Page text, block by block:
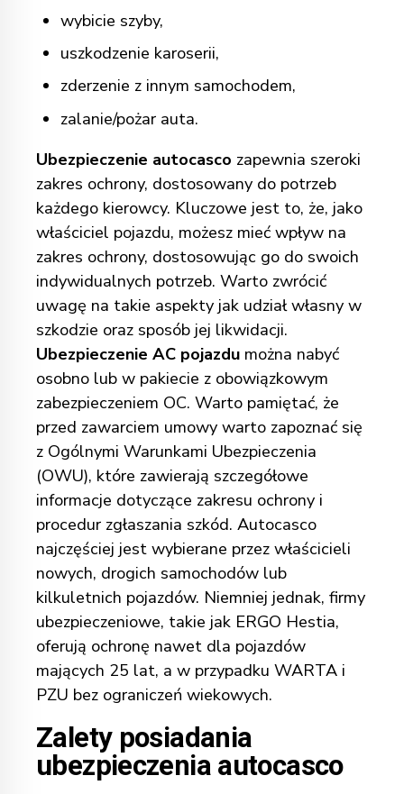
wybicie szyby,
uszkodzenie karoserii,
zderzenie z innym samochodem,
zalanie/pożar auta.
Ubezpieczenie autocasco zapewnia szeroki
zakres ochrony, dostosowany do potrzeb
każdego kierowcy. Kluczowe jest to, że, jako
właściciel pojazdu, możesz mieć wpływ na
zakres ochrony, dostosowując go do swoich
indywidualnych potrzeb. Warto zwrócić
uwagę na takie aspekty jak udział własny w
szkodzie oraz sposób jej likwidacji.
Ubezpieczenie AC pojazdu można nabyć
osobno lub w pakiecie z obowiązkowym
zabezpieczeniem OC. Warto pamiętać, że
przed zawarciem umowy warto zapoznać się
z Ogólnymi Warunkami Ubezpieczenia
(OWU), które zawierają szczegółowe
informacje dotyczące zakresu ochrony i
procedur zgłaszania szkód. Autocasco
najczęściej jest wybierane przez właścicieli
nowych, drogich samochodów lub
kilkuletnich pojazdów. Niemniej jednak, firmy
ubezpieczeniowe, takie jak ERGO Hestia,
oferują ochronę nawet dla pojazdów
mających 25 lat, a w przypadku WARTA i
PZU bez ograniczeń wiekowych.
Zalety posiadania
ubezpieczenia autocasco